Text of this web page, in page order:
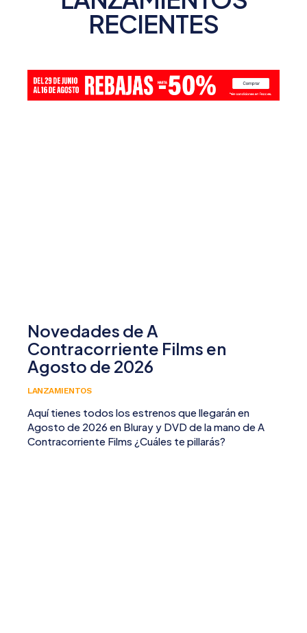
RECIENTES
Novedades de A
Contracorriente Films en
Agosto de 2026
LANZAMIENTOS
Aquí tienes todos los estrenos que llegarán en
Agosto de 2026 en Bluray y DVD de la mano de A
Contracorriente Films ¿Cuáles te pillarás?